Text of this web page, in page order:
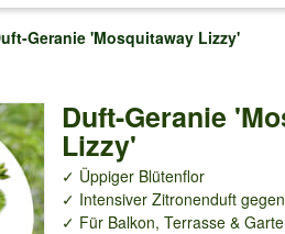
↓
↓
Geranie 'Mosquitaway Lizzy'
Duft-Geranie
Lizzy'
✓ Üppiger Blütenflor
✓ Intensiver Zitronenduft
✓ Für Balkon, Terrasse &